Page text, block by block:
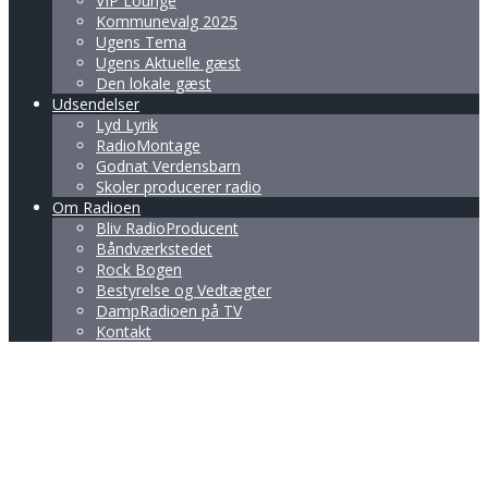
Kommunevalg 2025
Ugens Tema
Ugens Aktuelle gæst
Den lokale gæst
Udsendelser
Lyd Lyrik
RadioMontage
Godnat Verdensbarn
Skoler producerer radio
Om Radioen
Bliv RadioProducent
Båndværkstedet
Rock Bogen
Bestyrelse og Vedtægter
DampRadioen på TV
Kontakt